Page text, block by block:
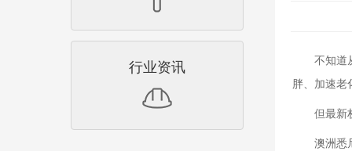
行业资讯
不知道
胖、加速老
但最新
澳洲悉